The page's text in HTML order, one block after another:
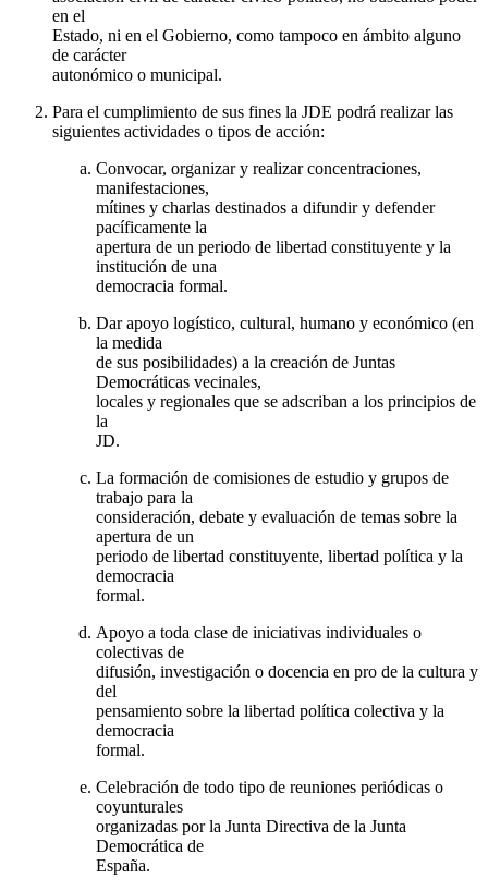
en el
Estado, ni en el Gobierno, como tampoco en ámbito alguno
de carácter
autonómico o municipal.
Para el cumplimiento de sus fines la JDE podrá realizar las
siguientes actividades o tipos de acción:
Convocar, organizar y realizar concentraciones,
manifestaciones,
mítines y charlas destinados a difundir y defender
pacíficamente la
apertura de un periodo de libertad constituyente y la
institución de una
democracia formal.
Dar apoyo logístico, cultural, humano y económico (en
la medida
de sus posibilidades) a la creación de Juntas
Democráticas vecinales,
locales y regionales que se adscriban a los principios de
la
JD.
La formación de comisiones de estudio y grupos de
trabajo para la
consideración, debate y evaluación de temas sobre la
apertura de un
periodo de libertad constituyente, libertad política y la
democracia
formal.
Apoyo a toda clase de iniciativas individuales o
colectivas de
difusión, investigación o docencia en pro de la cultura y
del
pensamiento sobre la libertad política colectiva y la
democracia
formal.
Celebración de todo tipo de reuniones periódicas o
coyunturales
organizadas por la Junta Directiva de la Junta
Democrática de
España.